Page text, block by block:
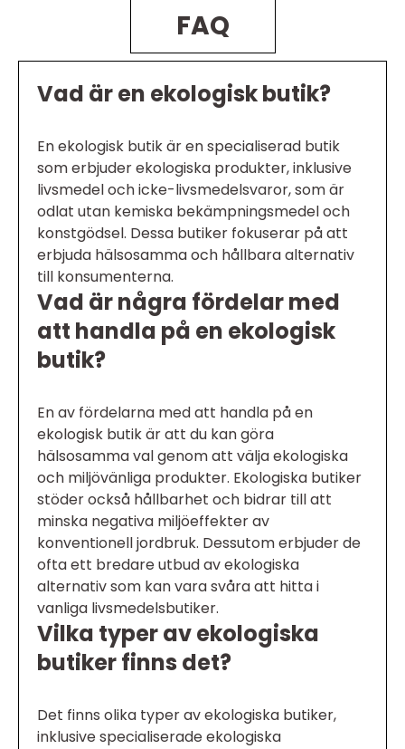
FAQ
Vad är en ekologisk butik?
En ekologisk butik är en specialiserad butik
som erbjuder ekologiska produkter, inklusive
livsmedel och icke-livsmedelsvaror, som är
odlat utan kemiska bekämpningsmedel och
konstgödsel. Dessa butiker fokuserar på att
erbjuda hälsosamma och hållbara alternativ
till konsumenterna.
Vad är några fördelar med
att handla på en ekologisk
butik?
En av fördelarna med att handla på en
ekologisk butik är att du kan göra
hälsosamma val genom att välja ekologiska
och miljövänliga produkter. Ekologiska butiker
stöder också hållbarhet och bidrar till att
minska negativa miljöeffekter av
konventionell jordbruk. Dessutom erbjuder de
ofta ett bredare utbud av ekologiska
alternativ som kan vara svåra att hitta i
vanliga livsmedelsbutiker.
Vilka typer av ekologiska
butiker finns det?
Det finns olika typer av ekologiska butiker,
inklusive specialiserade ekologiska